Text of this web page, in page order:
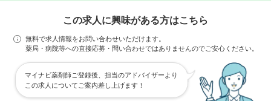
この求人に興味がある方はこちら
無料で求人情報をお問い合わせいただけます。
薬局・病院等への直接応募・問い合わせではありませんのでご安心ください。
マイナビ薬剤師ご登録後、担当のアドバイザーより
この求人についてご案内差し上げます！